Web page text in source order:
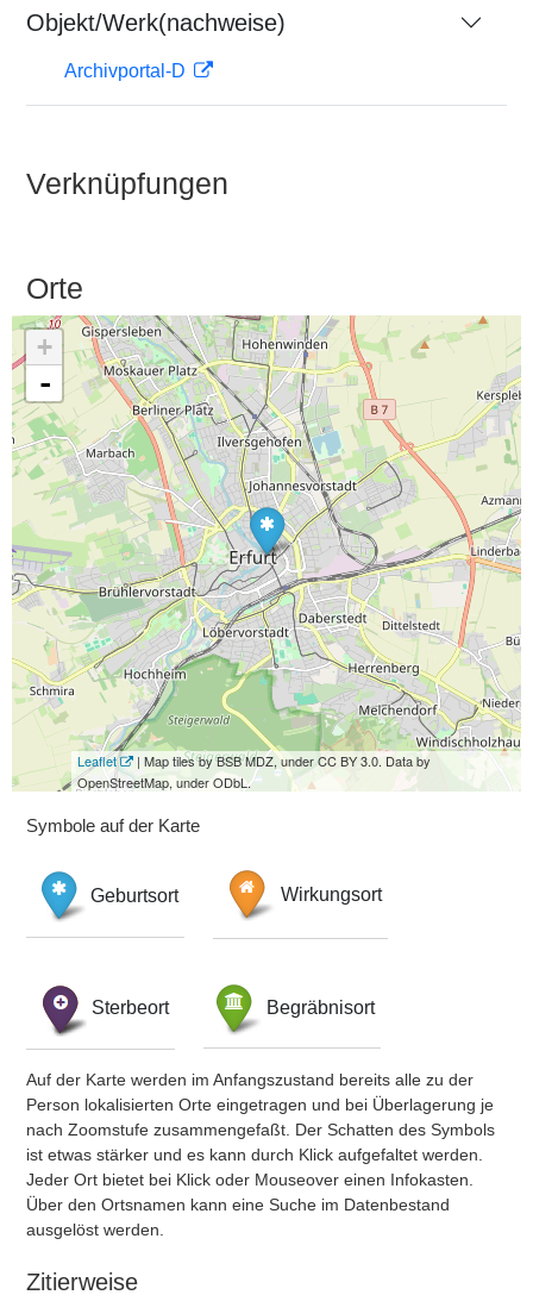
Objekt/Werk(nachweise)
Archivportal-D
Verknüpfungen
Orte
+
-
Leaflet
| Map tiles by BSB MDZ, under CC BY 3.0. Data by
OpenStreetMap, under ODbL.
Symbole auf der Karte
Geburtsort Wirkungsort
Sterbeort Begräbnisort
Auf der Karte werden im Anfangszustand bereits alle zu der
Person lokalisierten Orte eingetragen und bei Überlagerung je
nach Zoomstufe zusammengefaßt. Der Schatten des Symbols
ist etwas stärker und es kann durch Klick aufgefaltet werden.
Jeder Ort bietet bei Klick oder Mouseover einen Infokasten.
Über den Ortsnamen kann eine Suche im Datenbestand
ausgelöst werden.
Zitierweise